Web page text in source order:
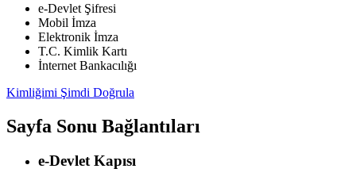
e-Devlet Şifresi
Mobil İmza
Elektronik İmza
T.C. Kimlik Kartı
İnternet Bankacılığı
Kimliğimi Şimdi Doğrula
Sayfa Sonu Bağlantıları
e-Devlet Kapısı